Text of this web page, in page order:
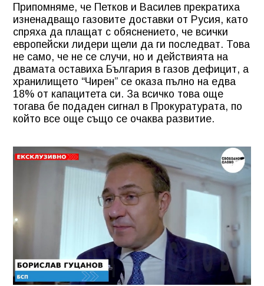
Припомняме, че Петков и Василев прекратиха
изненадващо газовите доставки от Русия, като
спряха да плащат с обяснението, че всички
европейски лидери щели да ги последват. Това
не само, че не се случи, но и действията на
двамата оставиха България в газов дефицит, а
хранилището “Чирен” се оказа пълно на едва
18% от капацитета си. За всичко това още
тогава бе подаден сигнал в Прокуратурата, по
който все още също се очаква развитие.